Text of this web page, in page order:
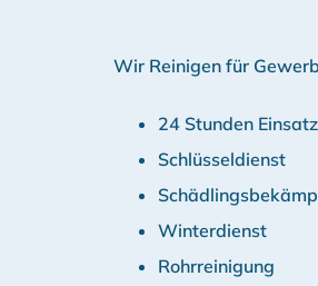
Wir Reinigen für
24 Stunden
Schlüsseldienst
Winterdienst
Rohrreinigung